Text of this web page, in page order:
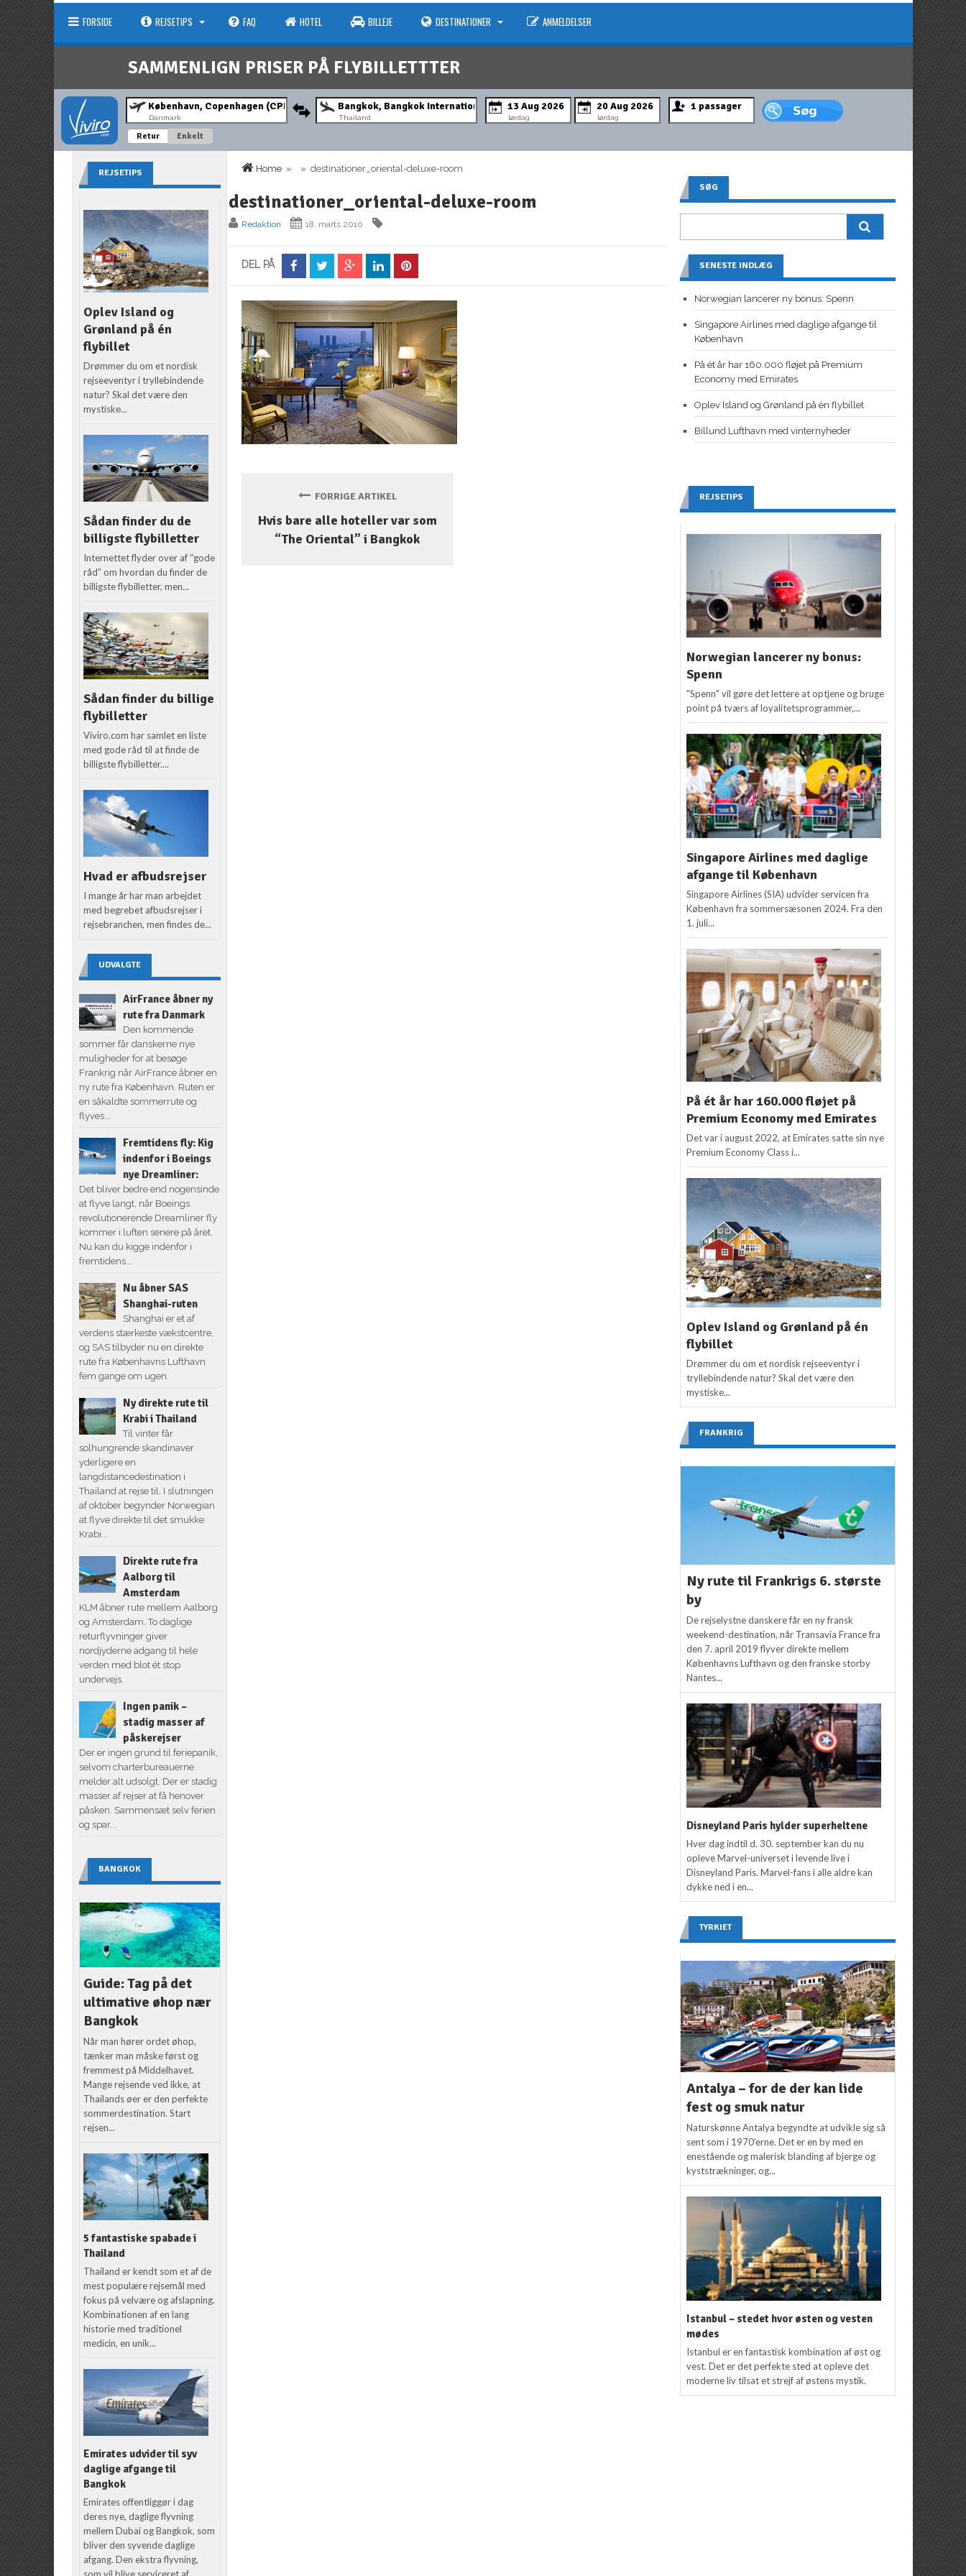
FORSIDE REJSETIPS FAQ HOTEL BILLEJE DESTINATIONER ANMELDELSER
SAMMENLIGN PRISER PÅ FLYBILLETTTER
Danmark Thailand lørdag lørdag
Retur Enkelt
Home » » destinationer_oriental-deluxe-room
destinationer_oriental-deluxe-room
Redaktion 18. marts 2010
DEL PÅ
FORRIGE ARTIKEL
Hvis bare alle hoteller var som
“The Oriental” i Bangkok
REJSETIPS
Oplev Island og
Grønland på én
flybillet
Drømmer du om et nordisk
rejseeventyr i tryllebindende
natur? Skal det være den
mystiske...
Sådan finder du de
billigste flybilletter
Internettet flyder over af “gode
råd” om hvordan du finder de
billigste flybilletter, men...
Sådan finder du billige
flybilletter
Viviro.com har samlet en liste
med gode råd til at finde de
billigste flybilletter....
Hvad er afbudsrejser
I mange år har man arbejdet
med begrebet afbudsrejser i
rejsebranchen, men findes de...
UDVALGTE
AirFrance åbner ny
rute fra Danmark
Den kommende
sommer får danskerne nye
muligheder for at besøge
Frankrig når AirFrance åbner en
ny rute fra København. Ruten er
en såkaldte sommerrute og
flyves...
Fremtidens fly: Kig
indenfor i Boeings
nye Dreamliner:
Det bliver bedre end nogensinde
at flyve langt, når Boeings
revolutionerende Dreamliner fly
kommer i luften senere på året.
Nu kan du kigge indenfor i
fremtidens...
Nu åbner SAS
Shanghai-ruten
Shanghai er et af
verdens stærkeste vækstcentre,
og SAS tilbyder nu en direkte
rute fra Københavns Lufthavn
fem gange om ugen.
Ny direkte rute til
Krabi i Thailand
Til vinter får
solhungrende skandinaver
yderligere en
langdistancedestination i
Thailand at rejse til. I slutningen
af oktober begynder Norwegian
at flyve direkte til det smukke
Krabi...
Direkte rute fra
Aalborg til
Amsterdam
KLM åbner rute mellem Aalborg
og Amsterdam. To daglige
returflyvninger giver
nordjyderne adgang til hele
verden med blot ét stop
undervejs.
Ingen panik –
stadig masser af
påskerejser
Der er ingen grund til feriepanik,
selvom charterbureauerne
melder alt udsolgt. Der er stadig
masser af rejser at få henover
påsken. Sammensæt selv ferien
og spar...
BANGKOK
Guide: Tag på det
ultimative øhop nær
Bangkok
Når man hører ordet øhop,
tænker man måske først og
fremmest på Middelhavet.
Mange rejsende ved ikke, at
Thailands øer er den perfekte
sommerdestination. Start
rejsen...
5 fantastiske spabade i
Thailand
Thailand er kendt som et af de
mest populære rejsemål med
fokus på velvære og afslapning.
Kombinationen af en lang
historie med traditionel
medicin, en unik...
Emirates udvider til syv
daglige afgange til
Bangkok
Emirates offentliggør i dag
deres nye, daglige flyvning
mellem Dubai og Bangkok, som
bliver den syvende daglige
afgang. Den ekstra flyvning,
SØG
SENESTE INDLÆG
Norwegian lancerer ny bonus: Spenn
Singapore Airlines med daglige afgange til
København
På ét år har 160.000 fløjet på Premium
Economy med Emirates
Oplev Island og Grønland på én flybillet
Billund Lufthavn med vinternyheder
REJSETIPS
Norwegian lancerer ny bonus:
Spenn
"Spenn" vil gøre det lettere at optjene og bruge
point på tværs af loyalitetsprogrammer,...
Singapore Airlines med daglige
afgange til København
Singapore Airlines (SIA) udvider servicen fra
København fra sommersæsonen 2024. Fra den
1. juli...
På ét år har 160.000 fløjet på
Premium Economy med Emirates
Det var i august 2022, at Emirates satte sin nye
Premium Economy Class i...
Oplev Island og Grønland på én
flybillet
Drømmer du om et nordisk rejseeventyr i
tryllebindende natur? Skal det være den
mystiske...
FRANKRIG
Ny rute til Frankrigs 6. største
by
De rejselystne danskere får en ny fransk
weekend-destination, når Transavia France fra
den 7. april 2019 flyver direkte mellem
Københavns Lufthavn og den franske storby
Nantes...
Disneyland Paris hylder superheltene
Hver dag indtil d. 30. september kan du nu
opleve Marvel-universet i levende live i
Disneyland Paris. Marvel-fans i alle aldre kan
dykke ned i en...
TYRKIET
Antalya – for de der kan lide
fest og smuk natur
Naturskønne Antalya begyndte at udvikle sig så
sent som i 1970’erne. Det er en by med en
enestående og malerisk blanding af bjerge og
kyststrækninger, og...
Istanbul – stedet hvor østen og vesten
mødes
Istanbul er en fantastisk kombination af øst og
vest. Det er det perfekte sted at opleve det
moderne liv tilsat et strejf af østens mystik.